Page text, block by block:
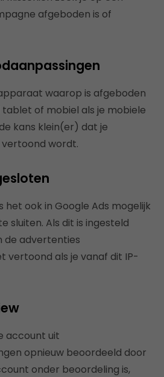
afgeboden is of
waarop is afgeboden
of mobiel als je mobiele
kans klein(er) dat je
wordt.
het ook in Google Ads mogelijk
sluiten. Als dit is ingesteld
de advertenties
vertoond als je vanaf dit IP-
account uit
opnieuw beoordeeld door
onder beoordeling is,